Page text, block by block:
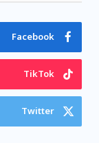
Facebook
TikTok
Twitter